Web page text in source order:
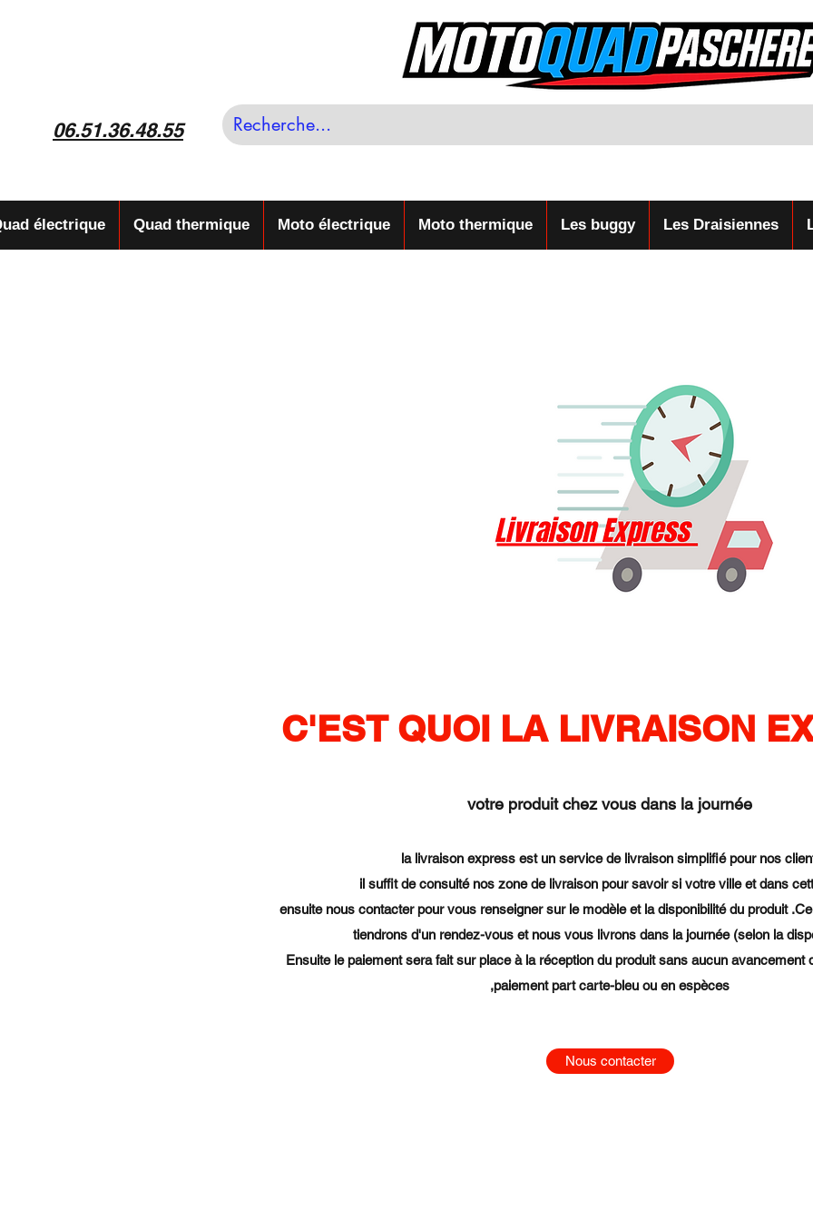
06.51.36.48.55
électrique Quad thermique Moto électrique Moto thermique Les buggy Les Draisiennes
C'EST QUOI LA LIVRAISON
votre produit chez vous dans la journée
la livraison express est un service de livraison simplifié pour nos
il suffit de consulté nos zone de livraison pour savoir si votre ville et dans
ensuite nous contacter pour vous renseigner sur le modèle et la disponibilité du produit
tiendrons d'un rendez-vous et nous vous livrons dans la journée (selon la
Ensuite le paiement sera fait sur place à la réception du produit sans aucun avancement
,paiement part carte-bleu ou en espèces
Nous contacter